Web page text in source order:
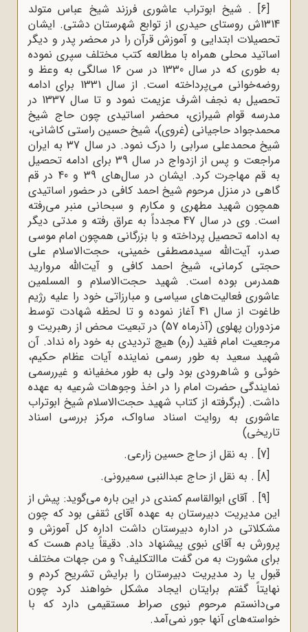
[6] . شیخ ابوتراب عاشوری فرزند شیخ عباس متولد
1314ش روستای حیدری از توابع شهرستان دشتی. ایشان
تحصیلات ابتدایی و آموزش قرآن را در محضر پدر و دیگر
اساتید محلی همراه با مطالعه کتب مختلف سپری نموده
به ‌طوری که در سال 1330 در سن 16 سالگی به وعظ و
روضه‌خوانی می‌پرداخته است. از سال 1331 برای ادامه
تحصیل به نجف اشرف عزیمت نمود و تا سال 1337 در
مدرسه قوام شیرازی، محضر اساتیدی چون حاج شیخ
محمدجواد حاجیانی (غروی)، شیخ حسین راستی کاشانی،
شیخ محمدعلی سرابی را درک نمود. در سال 37 به ایران
مراجعت و پس از ازدواج در سال 39 برای ادامه تحصیل
به قم مهاجرت کرد. ایشان در سال‌های 39 و 40 در قم
گاهی در منزل مرحوم شیخ احمد کافی در حضور اساتیدی
همچون شهید مطهری و مکارم و سبحانی منبر می‌رفته
است. وی در سال 47 مجدداً به عراق رفته و مدتی دیگر
به ادامه تحصیل پرداخته و با بزرگانی همچون امام موسی
صدر، آیت‌الله سیدمصطفی خمینی، حجت‌الاسلام علی
حجتی کرمانی، شیخ احمد کافی و آیت‌الله مروارید
همدرس بوده است. شهید حجت‌الاسلام و المسلمین
عاشوری فعالیت‌های سیاسی و مبارزاتی خود را علیه رژیم
طاغوت از سال 41 آغاز نموده و تا لحظه شهادت توسط
مزدوران پهلوی (آذرماه 57) در تبعیت محض از رهبریت و
مرجعیت امام فقید (ره) هیچ تردیدی به خود راه نداد. آن
شهید سعید به طور رسمی نماینده آیات عظام حکیم،
خوئی و شاهرودی بود ولی به ‌طور مخفیانه و غیررسمی
نمایندگی حضرت امام را در اخذ وجوهات شرعیه به عهده
داشت. (برگرفته از کتاب شهید حجت‌الاسلام شیخ ابوتراب
عاشوری به روایت اسناد ساواک، مرکز بررسی اسناد
تاریخی)
[7] . به نقل از حاج حسین زارعی.
[8] . به نقل از حاج عبدالنبی سمیرونی.
[9] . آقای ابوالقاسم کمندی در این‌ باره می‌گوید: پیش از
این مدیریت دبیرستان به عهده آقای ثقفی بود که چون
مشکلاتی در اداره دبیرستان داشت اداره کل آموزش و
پرورش به آقای نبوی پیشنهاد داد. دقیقاً یادم هست که
برای مشورت به من گفت ماالتکلیف؟ و من جهات مختلف
قبول یا رد مدیریت دبیرستان را برایش تشریح کردم و
نهایتاً گفتم برایتان ایجاد مشکل خواهند کرد چون
می‌دانستم مرحوم نبوی صراط مستقیمی دارد که با
خواسته‌های آنها جور نمی‌آمد.